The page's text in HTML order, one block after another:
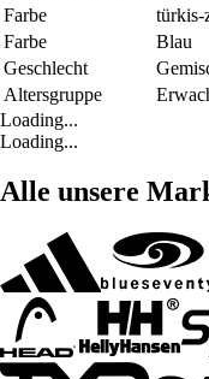
Farbe
türkis-
Farbe
Blau
Geschlecht
Altersgruppe
Loading...
Loading...
Alle unsere